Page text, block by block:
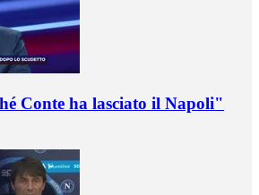
Conte ha lasciato il Napoli"